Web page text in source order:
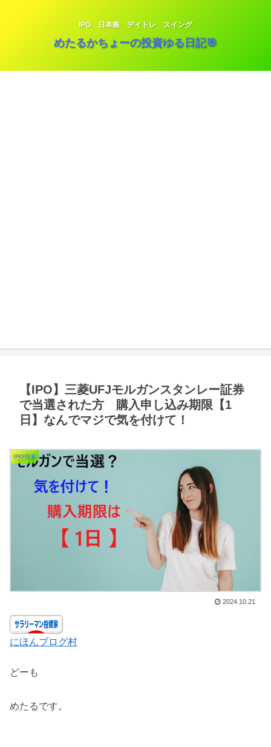
IPO 日本株 デイトレ スイング
めたるかちょーの投資ゆる日記🎯
【IPO】三菱UFJモルガンスタンレー証券
で当選された方 購入申し込み期限【1
日】なんでマジで気を付けて！
IPO投資
2024.10.21
にほんブログ村
どーも
めたるです。